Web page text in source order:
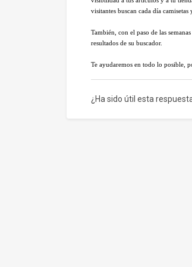
visitantes buscan cada día
También, con el paso de las
resultados de su buscador.
Te ayudaremos en todo lo posible,
¿Ha sido útil esta